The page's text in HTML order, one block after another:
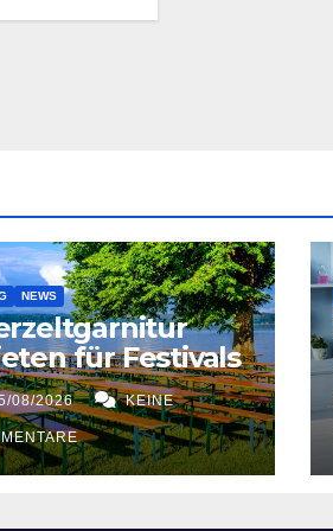
NEWS
für Festivals
08/2026 KEINE